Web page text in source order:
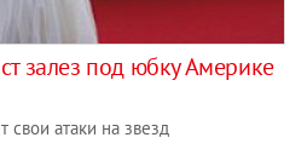
залез под юбку Америке
атаки на звезд